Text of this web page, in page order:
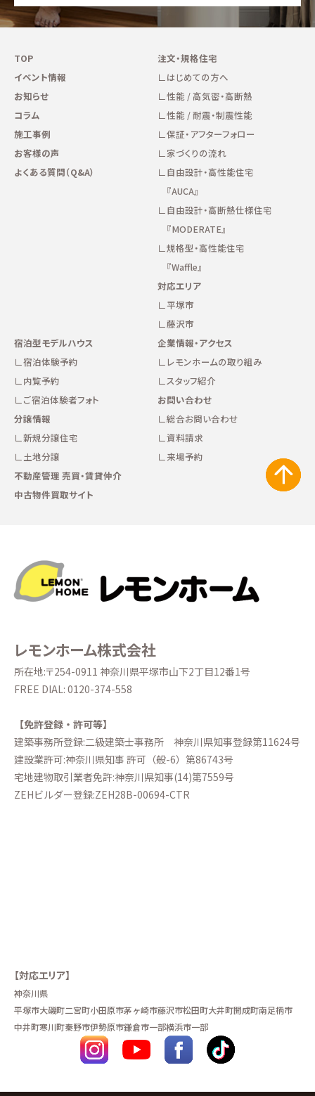
TOP
イベント情報
お知らせ
コラム
施工事例
お客様の声
よくある質問（Q&A）
注文・規格住宅
はじめての方へ
性能 / 高気密・高断熱
性能 / 耐震・制震性能
保証・アフターフォロー
家づくりの流れ
自由設計・高性能住宅
『AUCA』
自由設計・高断熱仕様住宅
『MODERATE』
規格型・高性能住宅
『Waffle』
対応エリア
平塚市
藤沢市
宿泊型モデルハウス
宿泊体験予約
内覧予約
ご宿泊体験者フォト
分譲情報
新規分譲住宅
土地分譲
不動産管理 売買・賃貸仲介
中古物件買取サイト
企業情報・アクセス
レモンホームの取り組み
スタッフ紹介
お問い合わせ
総合お問い合わせ
資料請求
来場予約
レモンホーム株式会社
所在地:〒254-0911 神奈川県平塚市山下2丁目12番1号
FREE DIAL: 0120-374-558
【免許登録・許可等】
建築事務所登録:二級建築士事務所 神奈川県知事登録第11624号
建設業許可:神奈川県知事 許可（般-6）第86743号
宅地建物取引業者免許:神奈川県知事(14)第7559号
ZEHビルダー登録:ZEH28B-00694-CTR
【対応エリア】
神奈川県
平塚市大磯町二宮町小田原市茅ヶ崎市藤沢市松田町大井町開成町南足柄市
中井町寒川町秦野市伊勢原市鎌倉市一部横浜市一部